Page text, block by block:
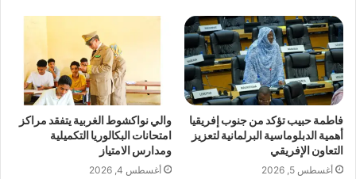
فاطمة حبيب تؤكد من جنوب إفريقيا
أهمية الدبلوماسية البرلمانية لتعزيز
التعاون الإفريقي
أغسطس 5, 2026
والي نواكشوط الغربية يتفقد مراكز
امتحانات البكالوريا التكميلية
ومدارس الامتياز
أغسطس 4, 2026